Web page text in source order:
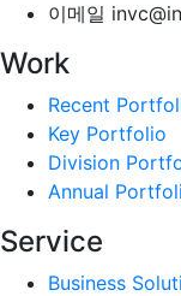
이메일
Work
Recent
Key Portfolio
Division
Annual
Service
Business